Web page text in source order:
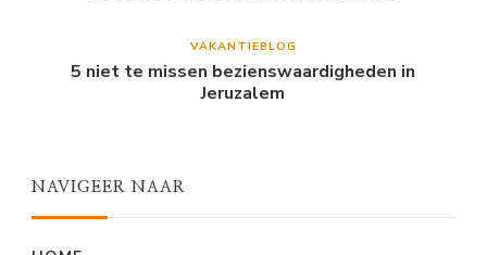
VAKANTIEBLOG
5 niet te missen bezienswaardigheden in
Jeruzalem
NAVIGEER NAAR